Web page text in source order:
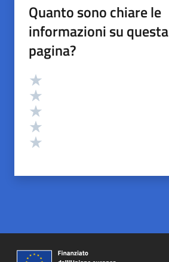
Quanto sono chiare le
informazioni su questa
pagina?
Valutazione